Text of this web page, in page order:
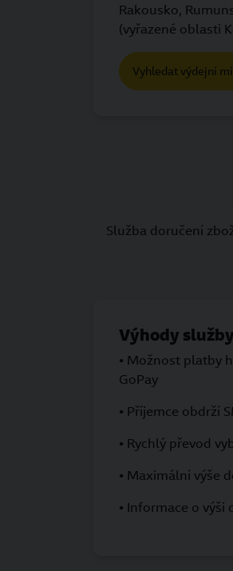
Rakousko,
(vyřazené oblasti
Vyhledat výdejní
Služba doručení
Výhody služby
• Možnost platby
GoPay
• Příjemce obdrží
• Rychlý převod
• Maximální výše
• Informace o